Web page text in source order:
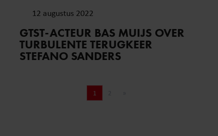
12 augustus 2022
GTST-ACTEUR BAS MUIJS OVER
TURBULENTE TERUGKEER
STEFANO SANDERS
Pagina
1